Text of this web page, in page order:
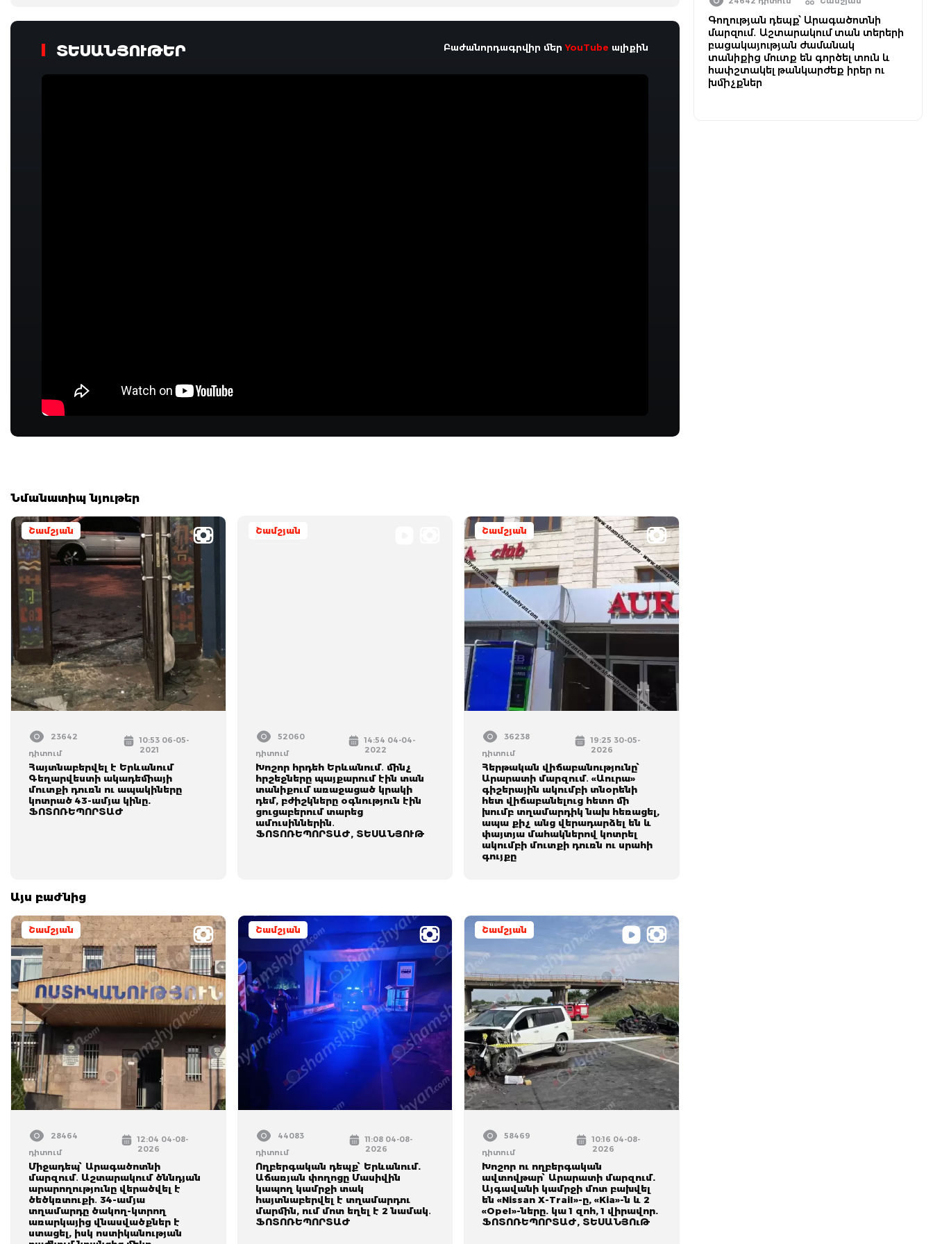
ՏԵՍԱՆՅՈՒԹԵՐ Բաժանորդագրվիր մերYouTube ալիքին
Նմանատիպ նյութեր
Շամշյան
23642
դիտում
10:53 06-05-
2021
Հայտնաբերվել է Երևանում
Գեղարվեստի ակադեմիայի
մուտքի դուռն ու ապակիները
կոտրած 43-ամյա կինը.
ՖՈՏՈՌԵՊՈՐՏԱԺ
Շամշյան
52060
դիտում
14:54 04-04-
2022
Խոշոր հրդեհ Երևանում․ մինչ
հրշեջները պայքարում էին տան
տանիքում առաջացած կրակի
դեմ, բժիշկները օգնություն էին
ցուցաբերում տարեց
ամուսիններին․
ՖՈՏՈՌԵՊՈՐՏԱԺ, ՏԵՍԱՆՅՈՒԹ
Շամշյան
36238
դիտում
19:25 30-05-
2026
Հերթական վիճաբանությունը՝
Արարատի մարզում․ «Աուրա»
գիշերային ակումբի տնօրենի
հետ վիճաբանելուց հետո մի
խումբ տղամարդիկ նախ հեռացել,
ապա քիչ անց վերադարձել են և
փայտյա մահակներով կոտրել
ակումբի մուտքի դուռն ու սրահի
գույքը
Այս բաժնից
Շամշյան
28464
դիտում
12:04 04-08-
2026
Միջադեպ՝ Արագածոտնի
մարզում․ Աշտարակում ծննդյան
արարողությունը վերածվել է
ծեծկռտուքի․ 34-ամյա
տղամարդը ծակող-կտրող
առարկայից վնասվածքներ է
ստացել, իսկ ոստիկանության
Շամշյան
44083
դիտում
11:08 04-08-
2026
Ողբերգական դեպք՝ Երևանում.
Աճառյան փողոցը Մասիվին
կապող կամրջի տակ
հայտնաբերվել է տղամարդու
մարմին, ում մոտ եղել է 2 նամակ․
ՖՈՏՈՌԵՊՈՐՏԱԺ
Շամշյան
58469
դիտում
10:16 04-08-
2026
Խոշոր ու ողբերգական
ավտովթար՝ Արարատի մարզում.
Այգավանի կամրջի մոտ բախվել
են «Nissan X-Trail»-ը, «Kia»-ն և 2
«Opel»-ները. կա 1 զոհ, 1 վիրավոր.
ՖՈՏՈՌԵՊՈՐՏԱԺ, ՏԵՍԱՆՅՈւԹ
Գողության դեպք՝ Արագածոտնի
մարզում․ Աշտարակում տան տերերի
բացակայության ժամանակ
տանիքից մուտք են գործել տուն և
հափշտակել թանկարժեք իրեր ու
խմիչքներ